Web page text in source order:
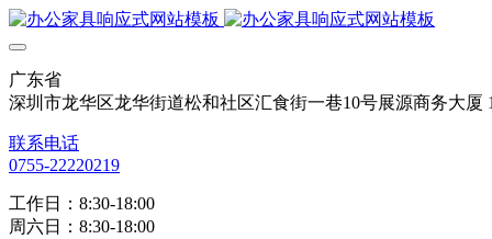
广东省
深圳市龙华区龙华街道松和社区汇食街一巷10号展源商务大厦
联系电话
0755-22220219
工作日：8:30-18:00
周六日：8:30-18:00